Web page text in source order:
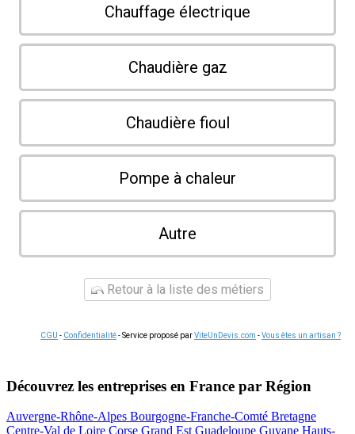
Chauffage électrique
Chaudière gaz
Chaudière fioul
Pompe à chaleur
Autre
Retour à la liste des métiers
CGU - Confidentialité- Service proposé parViteUnDevis.com -Vous êtes un artisan ?
Découvrez les entreprises en France par Région
Auvergne-Rhône-Alpes Bourgogne-Franche-Comté Bretagne
Centre-Val de Loire Corse Grand EstGuadeloupe Guyane Hauts-